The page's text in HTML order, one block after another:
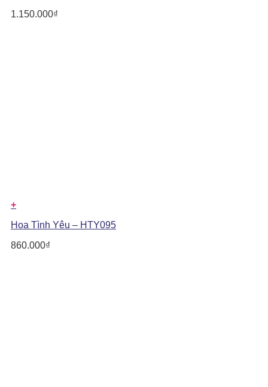
1.150.000₫
+
Hoa Tình Yêu – HTY095
860.000₫